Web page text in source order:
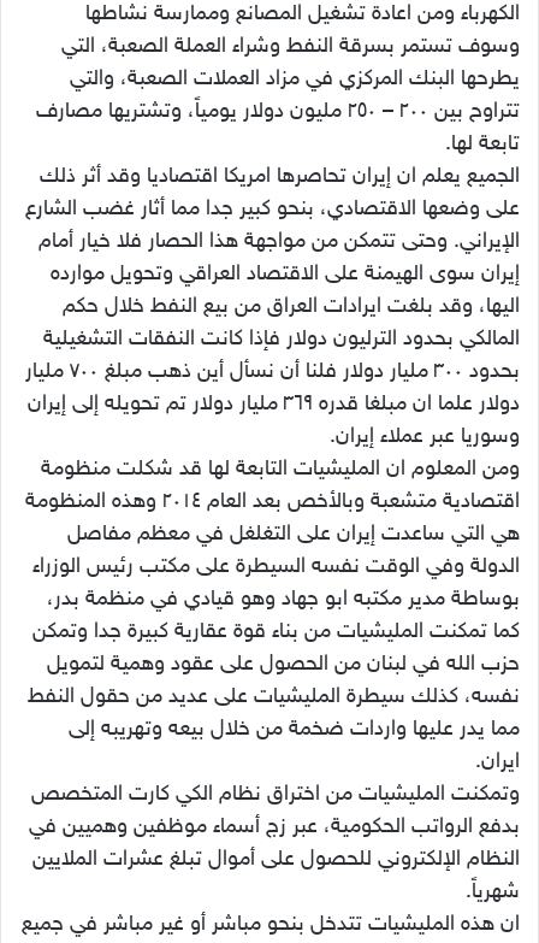
الكهرباء ومن اعادة تشغيل المصانع وممارسة نشاطها
وسوف تستمر بسرقة النفط وشراء العملة الصعبة، التي
يطرحها البنك المركزي في مزاد العملات الصعبة، والتي
تتراوح بين ٢٠٠ – ٢٥٠ مليون دولار يومياً، وتشتريها مصارف
تابعة لها.
الجميع يعلم ان إيران تحاصرها امريكا اقتصاديا وقد أثر ذلك
على وضعها الاقتصادي، بنحو كبير جدا مما أثار غضب الشارع
الإيراني. وحتى تتمكن من مواجهة هذا الحصار فلا خيار أمام
إيران سوى الهيمنة على الاقتصاد العراقي وتحويل موارده
اليها، وقد بلغت ايرادات العراق من بيع النفط خلال حكم
المالكي بحدود الترليون دولار فإذا كانت النفقات التشغيلية
بحدود ٣٠٠ مليار دولار فلنا أن نسأل أين ذهب مبلغ ٧٠٠ مليار
دولار علما ان مبلغا قدره ٣٦٩ مليار دولار تم تحويله إلى إيران
وسوريا عبر عملاء إيران.
ومن المعلوم ان المليشيات التابعة لها قد شكلت منظومة
اقتصادية متشعبة وبالأخص بعد العام ٢٠١٤ وهذه المنظومة
هي التي ساعدت إيران على التغلغل في معظم مفاصل
الدولة وفي الوقت نفسه السيطرة على مكتب رئيس الوزراء
بوساطة مدير مكتبه ابو جهاد وهو قيادي في منظمة بدر،
كما تمكنت المليشيات من بناء قوة عقارية كبيرة جدا وتمكن
حزب الله في لبنان من الحصول على عقود وهمية لتمويل
نفسه، كذلك سيطرة المليشيات على عديد من حقول النفط
مما يدر عليها واردات ضخمة من خلال بيعه وتهريبه إلى
ايران.
وتمكنت المليشيات من اختراق نظام الكي كارت المتخصص
بدفع الرواتب الحكومية، عبر زج أسماء موظفين وهميين في
النظام الإلكتروني للحصول على أموال تبلغ عشرات الملايين
شهرياً.
ان هذه المليشيات تتدخل بنحو مباشر أو غير مباشر في جميع